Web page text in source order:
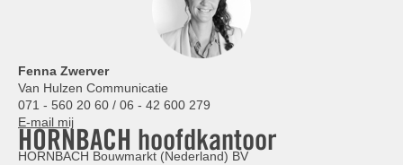
Fenna Zwerver
Van Hulzen Communicatie
071 - 560 20 60 / 06 - 42 600 279
E-mail mij
HORNBACH hoofdkantoor
HORNBACH Bouwmarkt (Nederland) BV